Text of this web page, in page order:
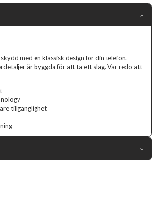
med en klassisk design för din telefon.
är byggda för att ta ett slag. Var redo att
tillgänglighet